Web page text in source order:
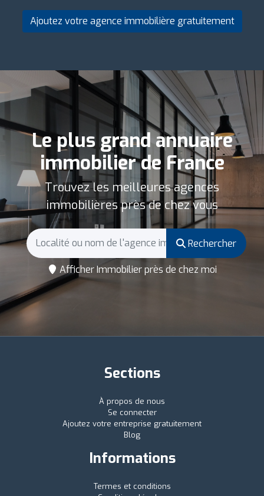
Ajoutez votre agence immobilière gratuitement
Le plus grand annuaire
immobilier de France
Trouvez les meilleures agences
immobilières près de chez vous
Rechercher
Afficher Immobilier près de chez moi
Sections
À propos de nous
Se connecter
Ajoutez votre entreprise gratuitement
Blog
Informations
Termes et conditions